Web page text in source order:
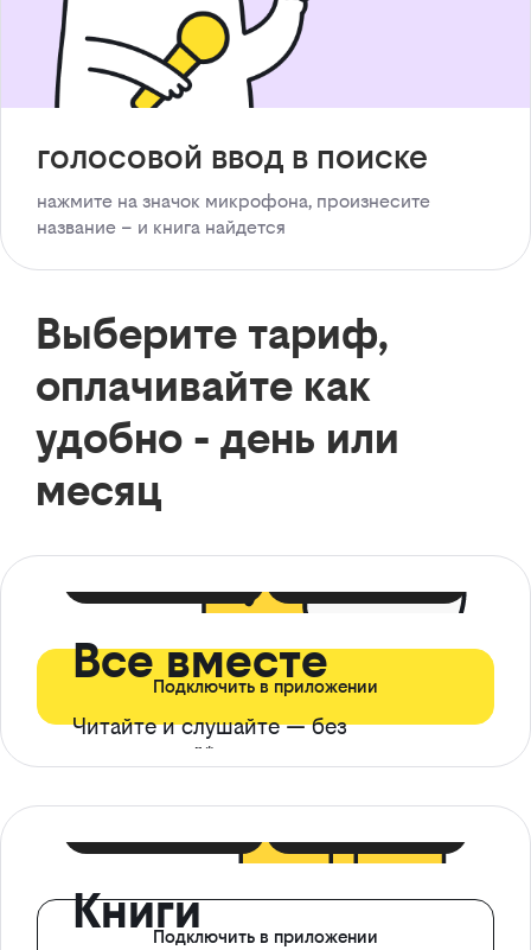
голосовой ввод в поиске
нажмите на значок микрофона, произнесите
название – и книга найдется
Выберите тариф,
оплачивайте как
удобно - день или
месяц
Все вместе
Читайте и слушайте — без
ограничений*
Подключить в приложении
КнигиПодключить в приложении